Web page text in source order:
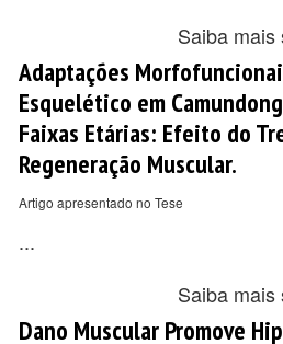
Saiba mais
Adaptações
Esquelético em
Faixas Etárias: Efeito do
Regeneração Muscular.
Artigo apresentado no Tese
...
Saiba mais
Dano Muscular Promove